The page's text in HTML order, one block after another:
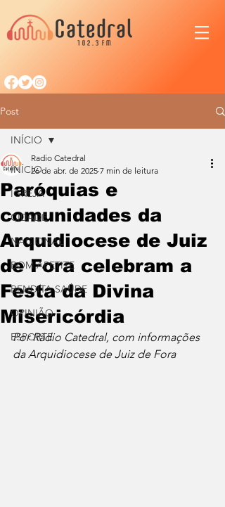
Post
INÍCIO
IGREJA
CIDADE
NACIONAL
BOM APETITE
BENDITA SAÚDE
OPINIÃO
ESPORTE
INÍCIO
Paróquias e
comunidades da
Arquidiocese de Juiz
de Fora celebram a
Festa da Divina
Misericórdia
Radio Catedral
26 de abr. de 2025 7 min de leitura
Por Rádio Catedral, com informações
da Arquidiocese de Juiz de Fora